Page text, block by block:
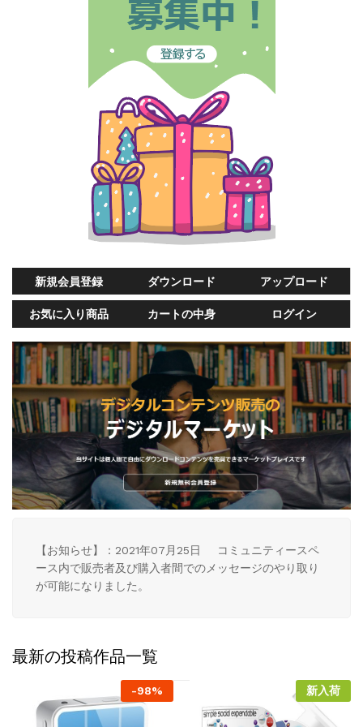
新規会員登録 ダウンロード アップロード
お気に入り商品 カートの中身 ログイン
【お知らせ】：2021年07月25日 コミュニティースペ
ース内で販売者及び購入者間でのメッセージのやり取り
が可能になりました。
最新の投稿作品一覧
-98% 新入荷